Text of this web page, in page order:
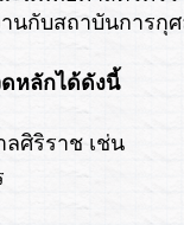
นกับสถาบันการกุ
หลักได้ดังนี้
ลศิริราช เช่น